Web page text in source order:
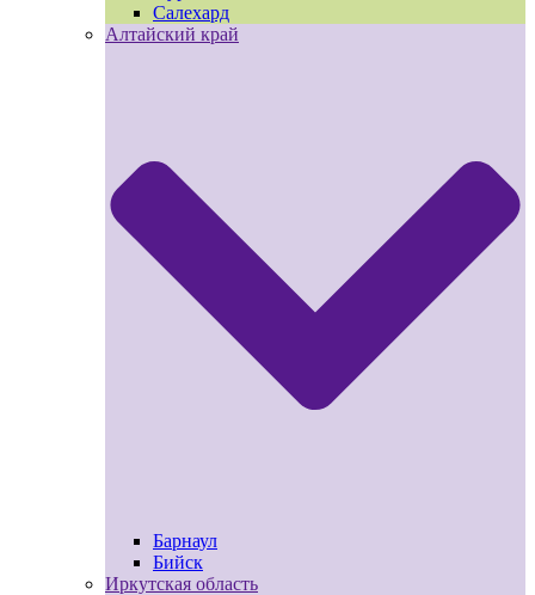
Салехард
Алтайский край
Барнаул
Бийск
Иркутская область